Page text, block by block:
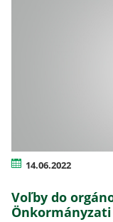
14.06.2022
Voľby do